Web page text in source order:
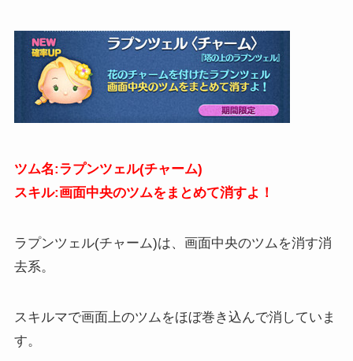
ツム名:ラプンツェル(チャーム)
スキル:画面中央のツムをまとめて消すよ！
ラプンツェル(チャーム)は、画面中央のツムを消す消
去系。
スキルマで画面上のツムをほぼ巻き込んで消していま
す。